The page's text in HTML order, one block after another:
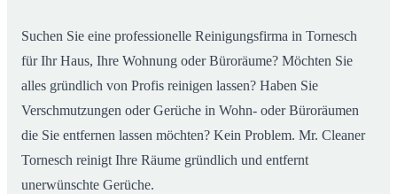
Suchen Sie eine professionelle Reinigungsfirma in Tornesch
für Ihr Haus, Ihre Wohnung oder Büroräume? Möchten Sie
alles gründlich von Profis reinigen lassen? Haben Sie
Verschmutzungen oder Gerüche in Wohn- oder Büroräumen
die Sie entfernen lassen möchten? Kein Problem. Mr. Cleaner
Tornesch reinigt Ihre Räume gründlich und entfernt
unerwünschte Gerüche.